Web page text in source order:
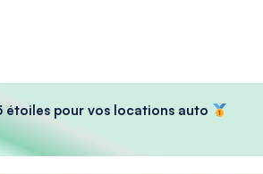
étoiles pour vos locations auto